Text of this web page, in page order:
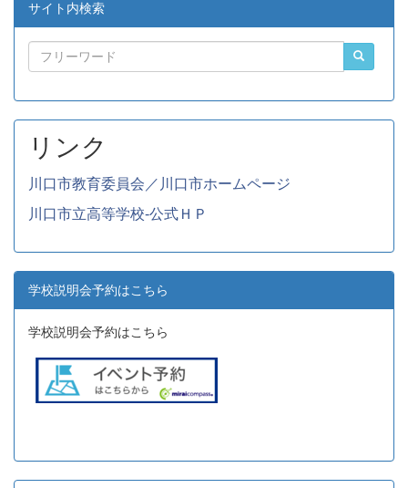
サイト内検索
リンク
川口市教育委員会／川口市ホームページ
川口市立高等学校-公式ＨＰ
学校説明会予約はこちら
学校説明会予約はこちら